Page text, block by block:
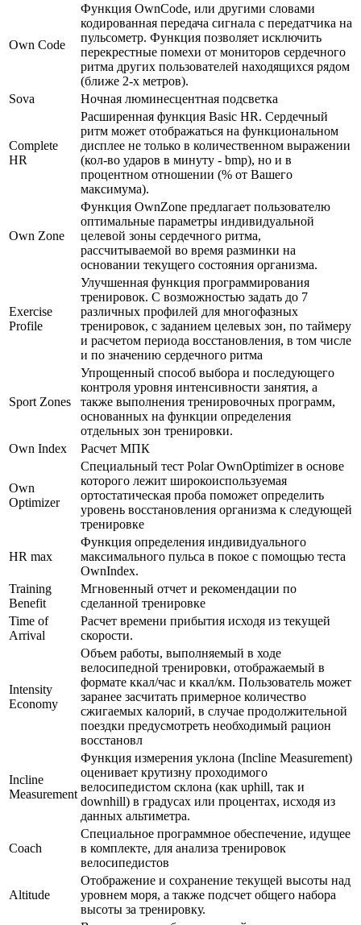
Own Code
Функция OwnCode, или другими словами
кодированная передача сигнала с передатчика на
пульсометр. Функция позволяет исключить
перекрестные помехи от мониторов сердечного
ритма других пользователей находящихся рядом
(ближе 2-х метров).
Sova
Ночная люминесцентная подсветка
Complete
HR
Расширенная функция Basic HR. Сердечный
ритм может отображаться на функциональном
дисплее не только в количественном выражении
(кол-во ударов в минуту - bmp), но и в
процентном отношении (% от Вашего
максимума).
Own Zone
Функция OwnZone предлагает пользователю
оптимальные параметры индивидуальной
целевой зоны сердечного ритма,
рассчитываемой во время разминки на
основании текущего состояния организма.
Exercise
Profile
Улучшенная функция программирования
тренировок. C возможностью задать до 7
различных профилей для многофазных
тренировок, с заданием целевых зон, по таймеру
и расчетом периода восстановления, в том числе
и по значению сердечного ритма
Sport Zones
Упрощенный способ выбора и последующего
контроля уровня интенсивности занятия, а
также выполнения тренировочных программ,
основанных на функции определения
отдельных зон тренировки.
Own Index
Расчет МПК
Own
Optimizer
Специальный тест Polar OwnOptimizer в основе
которого лежит широкоиспользуемая
ортостатическая проба поможет определить
уровень восстановления организма к следующей
тренировке
HR max
Функция определения индивидуального
максимального пульса в покое с помощью теста
OwnIndex.
Training
Benefit
Мгновенный отчет и рекомендации по
сделанной тренировке
Time of
Arrival
Расчет времени прибытия исходя из текущей
скорости.
Intensity
Economy
Объем работы, выполняемый в ходе
велосипедной тренировки, отображаемый в
формате ккал/час и ккал/км. Пользователь может
заранее засчитать примерное количество
сжигаемых калорий, в случае продолжительной
поездки предусмотреть необходимый рацион
восстановл
Incline
Measurement
Функция измерения уклона (Incline Measurement)
оценивает крутизну проходимого
велосипедистом склона (как uphill, так и
downhill) в градусах или процентах, исходя из
данных альтиметра.
Coach
Специальное программное обеспечение, идущее
в комплекте, для анализа тренировок
велосипедистов
Altitude
Отображение и сохранение текущей высоты над
уровнем моря, а также подсчет общего набора
высоты за тренировку.